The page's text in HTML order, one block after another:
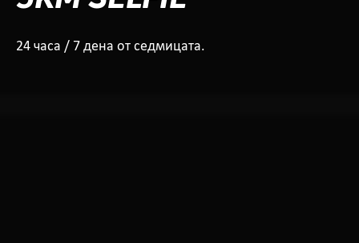
24 часа / 7 дена от седмицата.